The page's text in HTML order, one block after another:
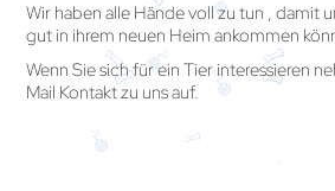
Wir haben alle Hände voll zu tun , damit
gut in ihrem neuen Heim ankommen
Wenn Sie sich für ein Tier interessieren
Mail Kontakt zu uns auf.